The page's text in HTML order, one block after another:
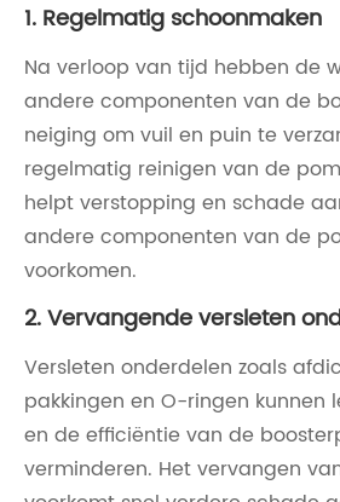
1. Regelmatig schoonmaken
Na verloop van tijd hebben de
andere componenten van de
neiging om vuil en puin te
regelmatig reinigen van de
helpt verstopping en schade
andere componenten van de
voorkomen.
2. Vervangende versleten
Versleten onderdelen zoals
pakkingen en O-ringen kunnen
en de efficiëntie van de
verminderen. Het vervangen